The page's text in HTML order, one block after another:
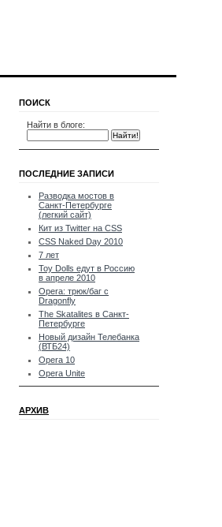
ПОИСК
Найти в блоге:
ПОСЛЕДНИЕ ЗАПИСИ
Разводка мостов в
Санкт-Петербурге
(легкий сайт)
Кит из Twitter на CSS
CSS Naked Day 2010
7 лет
Toy Dolls едут в Россию
в апреле 2010
Opera: трюк/баг с
Dragonfly
The Skatalites в Санкт-
Петербурге
Новый дизайн Телебанка
(ВТБ24)
Opera 10
Opera Unite
АРХИВ